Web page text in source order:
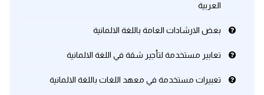
العربية
بعض الارشادات العامة باللغة الالمانية
تعابير مستخدمة لتأجير شقة في اللغة الالمانية
تعبيرات مستخدمة في معهد اللغات باللغة الالمانية